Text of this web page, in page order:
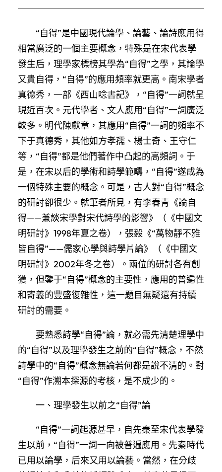
“自得”是中國現代論學、論藝、論詩應用得
相當廣泛的一個主要概念，特殊是在宋代表學
發生后，理學家標榜其學為“自得”之學，其論學
又貴自得，“自得”的應用頻率就更高。南宋學者
真德秀，一部《西山唸書記》，“自得”一詞就呈
現近百次。元代學者、文人應用“自得”一詞廣泛
較多。明代陳獻章，其應用“自得”一詞的頻率不
下于真德秀，其他如方孝孺、楊士奇、王守仁
等，“自得”都是他們著作中凸起的高頻詞。于
是，在宋以后的學術和詩學範疇，“自得”遂成為
一個特殊主要的概念。可是，古人對“自得”概念
的研討卻很少。就筆者所見，有李春青《論自
得——兼談宋學對宋代詩學的影響》（《中國文
明研討》1998年夏之卷），張毅《“萬物靜不雅
皆自得”——儒家心學與詩學片論》（《中國文
明研討》2002年冬之卷）。兩位的研討各有創
獲，但鑒于“自得”概念的主要性，應用的普遍性
和寄義的豐盛復雜性，這一題目無疑還有持續
研討的需要。
要熟悉詩學“自得”論，就必需先清楚理學中
的“自得”以及理學發生之前的“自得”概念，不然
詩學中的“自得”概念無論若何都是說不清的。對
“自得”作溯本探源的考核，是不成少的。
一、理學發生以前之“自得”論
“自得”一詞起源甚早，自先秦至宋代表學發
生以前，“自得”一詞一向被普遍應用。先秦時代
已用以論學，后來又用以論藝。當然，在分歧